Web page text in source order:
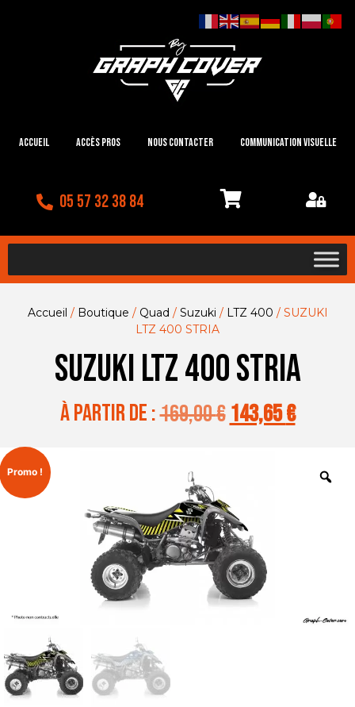
Accueil Accès Pros Nous contacter Communication visuelle
05 57 32 38 84
Accueil / Boutique / Quad / Suzuki / LTZ 400 / SUZUKI
LTZ 400 STRIA
SUZUKI LTZ 400 STRIA
à partir de :169,00€ 143,65€
Promo !